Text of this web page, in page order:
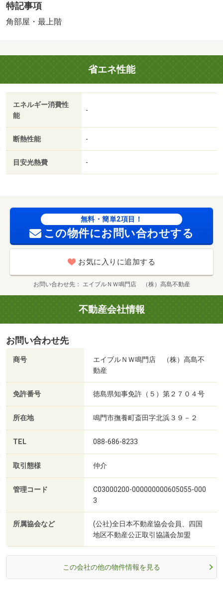
でもご紹介可能となっております！・駐輪場：有/クリーニ
ング 38500円/鍵交換 16500円
特記事項
角部屋・最上階
省エネ性能
エネルギー消費性
能
-
断熱性能 -
目安光熱費 -
無料・簡単2項目！
この物件にお問い合わせする
お気に入りに追加する
お問い合わせ先 エイブルＮＷ鳴門店 （株）高島不動産
不動産会社情報
お問い合わせ先
商号
エイブルＮＷ鳴門店 （株）高島不
動産
免許番号 徳島県知事免許（５）第２７０４号
所在地 鳴門市撫養町斎田字北浜３９－２
TEL 088-686-8233
取引態様 仲介
管理コード
C03000200-000000000605055-000
3
所属協会など
(公社)全日本不動産協会会員、四国
地区不動産公正取引協議会加盟
この会社の他の物件情報を見る